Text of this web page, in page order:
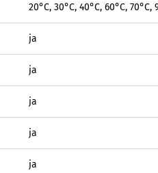
20°C, 30°C, 40°C, 60°C, 70°C,
ja
ja
ja
ja
ja